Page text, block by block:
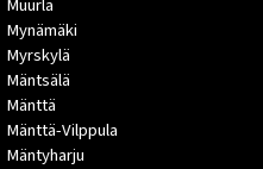
Muurla
Mynämäki
Myrskylä
Mäntsälä
Mänttä
Mänttä-Vilppula
Mäntyharju